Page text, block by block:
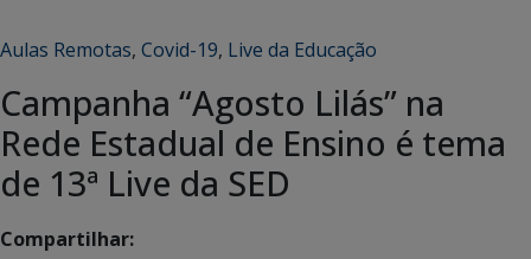
Aulas Remotas, Covid-19, Live da Educação
Campanha “Agosto Lilás” na
Rede Estadual de Ensino é tema
de 13ª Live da SED
Compartilhar: